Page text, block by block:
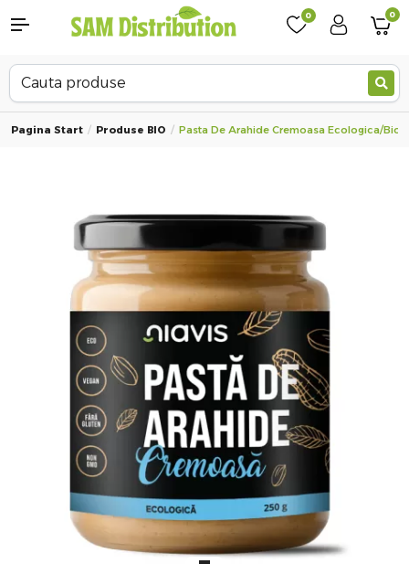
0 0
Pagina Start Produse BIO Pasta De Arahide Cremoasa Ecologica/Bio,